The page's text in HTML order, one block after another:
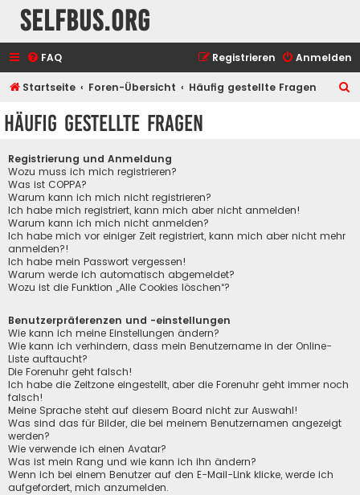
selfbus.org
FAQ Anmelden
Registrieren
Startseite Foren-Übersicht Häufig gestellte Fragen
Häufig gestellte Fragen
Registrierung und Anmeldung
Wozu muss ich mich registrieren?
Was ist COPPA?
Warum kann ich mich nicht registrieren?
Ich habe mich registriert, kann mich aber nicht anmelden!
Warum kann ich mich nicht anmelden?
Ich habe mich vor einiger Zeit registriert, kann mich aber nicht mehr
anmelden?!
Ich habe mein Passwort vergessen!
Warum werde ich automatisch abgemeldet?
Wozu ist die Funktion „Alle Cookies löschen“?
Benutzerpräferenzen und -einstellungen
Wie kann ich meine Einstellungen ändern?
Wie kann ich verhindern, dass mein Benutzername in der Online-
Liste auftaucht?
Die Forenuhr geht falsch!
Ich habe die Zeitzone eingestellt, aber die Forenuhr geht immer noch
falsch!
Meine Sprache steht auf diesem Board nicht zur Auswahl!
Was sind das für Bilder, die bei meinem Benutzernamen angezeigt
werden?
Wie verwende ich einen Avatar?
Was ist mein Rang und wie kann ich ihn ändern?
Wenn ich bei einem Benutzer auf den E-Mail-Link klicke, werde ich
aufgefordert, mich anzumelden.